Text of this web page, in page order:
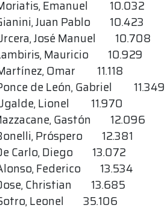
Emanuel 10.032
Juan Pablo 10.423
José Manuel 10.708
Mauricio 10.929
Omar 11.118
de León, Gabriel 11.349
Lionel 11.970
Gastón 12.096
Próspero 12.381
Carlo, Diego 13.072
Federico 13.534
Christian 13.685
Leonel 35.106